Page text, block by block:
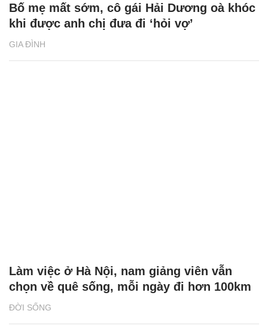
GIA ĐÌNH
Bố mẹ mất sớm, cô gái Hải Dương oà khóc
khi được anh chị đưa đi ‘hỏi vợ’
ĐỜI SỐNG
Làm việc ở Hà Nội, nam giảng viên vẫn
chọn về quê sống, mỗi ngày đi hơn 100km